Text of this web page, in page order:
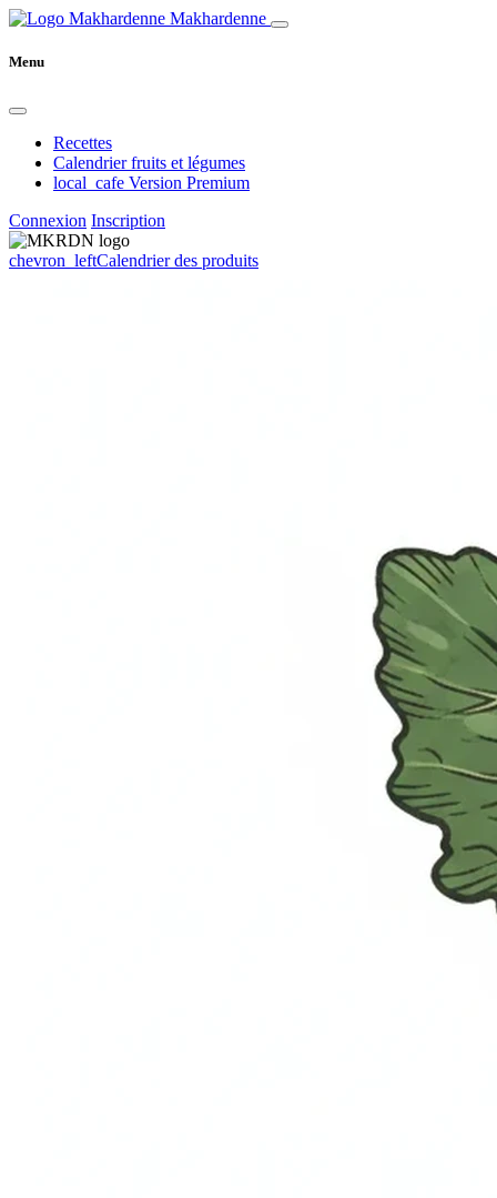
Makhardenne
Menu
Recettes
Calendrier fruits et légumes
local_cafe Version Premium
Connexion Inscription
chevron_leftCalendrier des produits